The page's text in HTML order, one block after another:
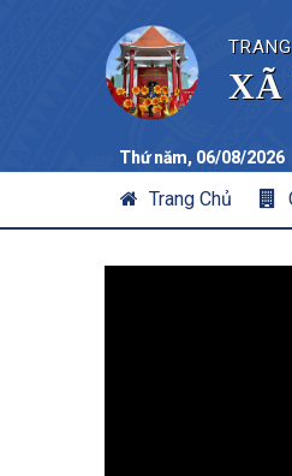
XÃ
Thứ năm, 06/08/2026
NAVIGATION
Trang Chủ